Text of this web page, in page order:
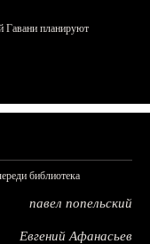
Гавани планируют
библиотека
павел попельский
Евгений Афанасьев